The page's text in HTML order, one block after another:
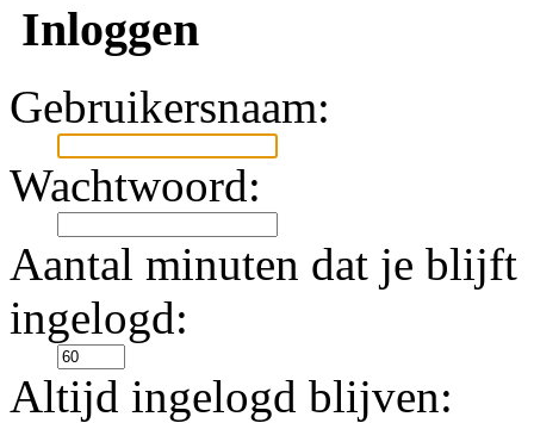
Inloggen
Gebruikersnaam:
Wachtwoord:
Aantal minuten dat je blijft
ingelogd:
Altijd ingelogd blijven: